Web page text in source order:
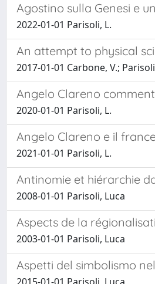
Agostino sulla Genesi e
2022-01-01 Parisoli, L.
An attempt to physical
2017-01-01 Carbone, V.;
Angelo Clareno
2020-01-01 Parisoli, L.
Angelo Clareno e il
2021-01-01 Parisoli, L.
Antinomie et hiérarchie
2008-01-01 Parisoli, Luca
Aspects de la
2003-01-01 Parisoli, Luca
Aspetti del simbolismo